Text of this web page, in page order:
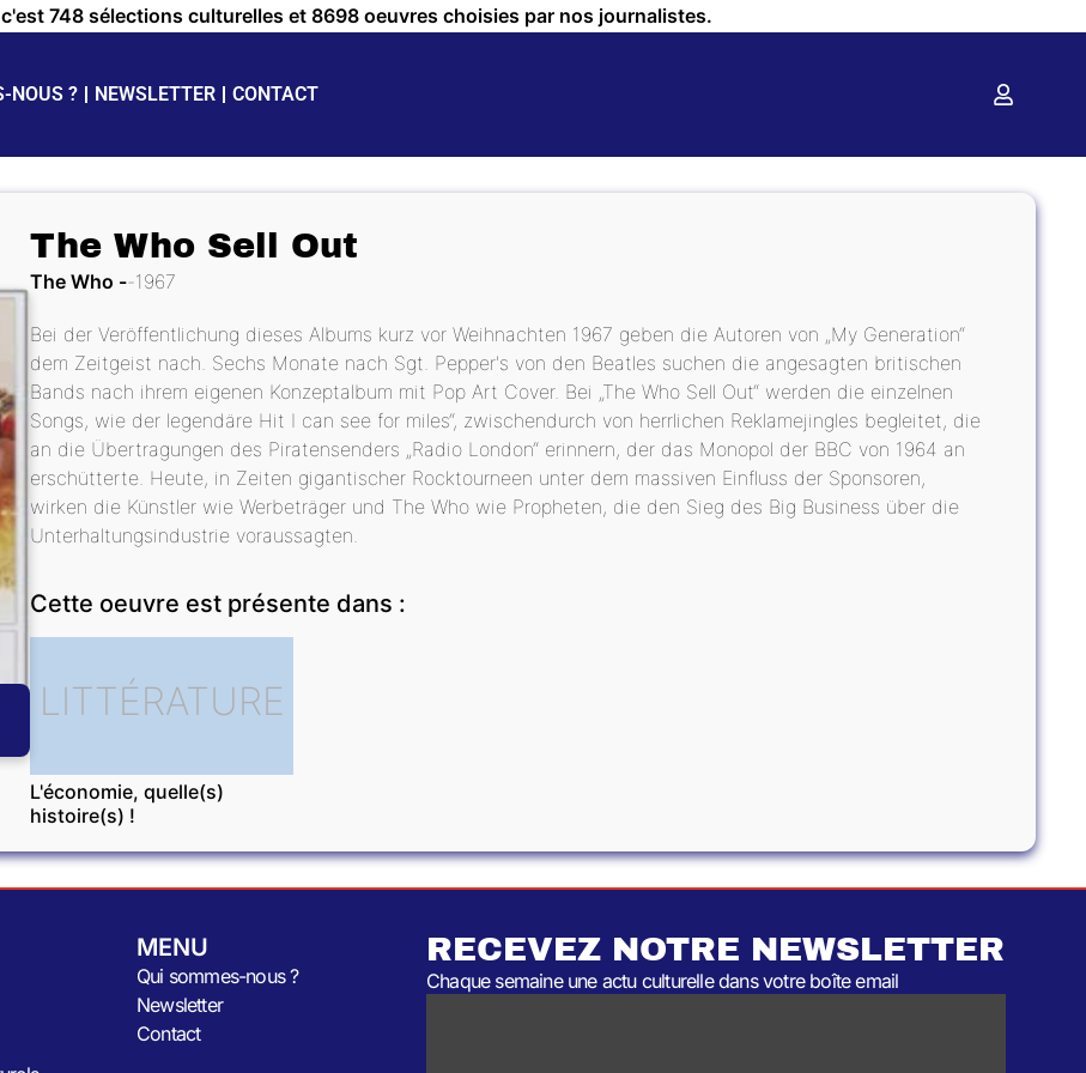
748 sélections culturelles et 8698 oeuvres choisies par nos journalistes.
NOUS ? NEWSLETTER CONTACT
The Who Sell Out
The Who 1967
Bei der Veröffentlichung dieses Albums kurz vor Weihnachten 1967 geben die Autoren von „My Generation“
dem Zeitgeist nach. Sechs Monate nach Sgt. Pepper's von den Beatles suchen die angesagten britischen
Bands nach ihrem eigenen Konzeptalbum mit Pop Art Cover. Bei „The Who Sell Out“ werden die einzelnen
Songs, wie der legendäre Hit I can see for miles“, zwischendurch von herrlichen Reklamejingles begleitet, die
an die Übertragungen des Piratensenders „Radio London“ erinnern, der das Monopol der BBC von 1964 an
erschütterte. Heute, in Zeiten gigantischer Rocktourneen unter dem massiven Einfluss der Sponsoren,
wirken die Künstler wie Werbeträger und The Who wie Propheten, die den Sieg des Big Business über die
Unterhaltungsindustrie voraussagten.
Cette oeuvre est présente dans :
LITTÉRATURE
L'économie, quelle(s)
histoire(s) !
MENU
Qui sommes-nous ?
Newsletter
Contact
RECEVEZ NOTRE NEWSLETTER
Chaque semaine une actu culturelle dans votre boîte email